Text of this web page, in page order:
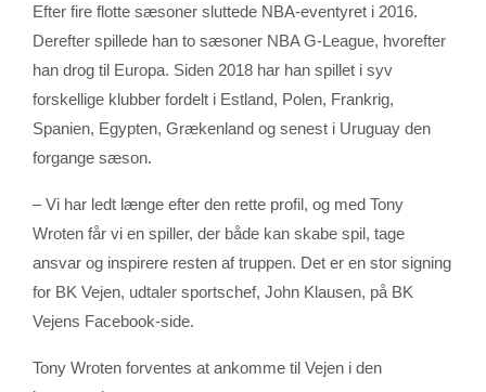
Efter fire flotte sæsoner sluttede NBA-eventyret i 2016.
Derefter spillede han to sæsoner NBA G-League, hvorefter
han drog til Europa. Siden 2018 har han spillet i syv
forskellige klubber fordelt i Estland, Polen, Frankrig,
Spanien, Egypten, Grækenland og senest i Uruguay den
forgange sæson.
– Vi har ledt længe efter den rette profil, og med Tony
Wroten får vi en spiller, der både kan skabe spil, tage
ansvar og inspirere resten af truppen. Det er en stor signing
for BK Vejen, udtaler sportschef, John Klausen, på BK
Vejens Facebook-side.
Tony Wroten forventes at ankomme til Vejen i den